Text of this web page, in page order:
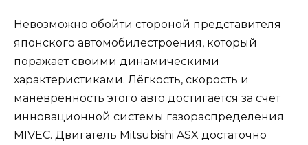
Невозможно обойти стороной представителя
японского автомобилестроения, который
поражает своими динамическими
характеристиками. Лёгкость, скорость и
маневренность этого авто достигается за счет
инновационной системы газораспределения
MIVEC. Двигатель Mitsubishi ASX достаточно